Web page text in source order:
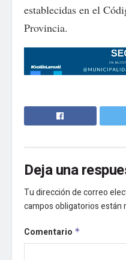
establecidas en el
Provincia.
Deja una
Tu dirección de correo
campos obligatorios están
Comentario *